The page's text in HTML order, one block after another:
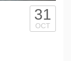
31
OCT